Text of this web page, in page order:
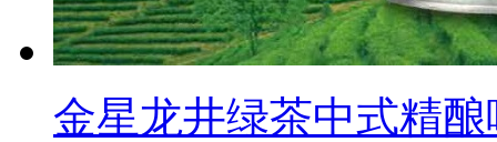
金星龙井绿茶中式精酿